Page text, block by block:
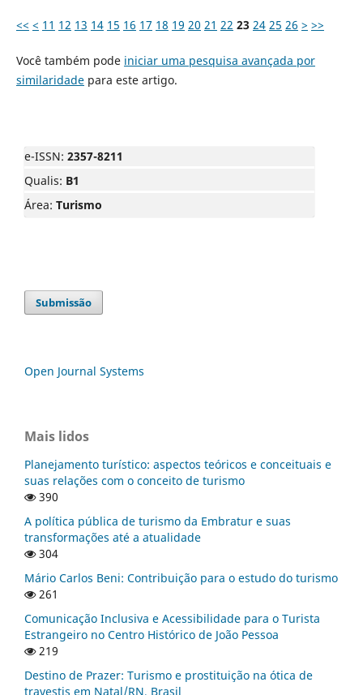
<< < 11 12 13 14 15 16 17 18 19 20 21 22 23 24 25 26 > >>
Você também pode iniciar uma pesquisa avançada por
similaridadepara este artigo.
e-ISSN: 2357-8211
Qualis: B1
Área: Turismo
Submissão
Open Journal Systems
Mais lidos
Planejamento turístico: aspectos teóricos e conceituais e
suas relações com o conceito de turismo
390
A política pública de turismo da Embratur e suas
transformações até a atualidade
304
Mário Carlos Beni: Contribuição para o estudo do turismo
261
Comunicação Inclusiva e Acessibilidade para o Turista
Estrangeiro no Centro Histórico de João Pessoa
219
Destino de Prazer: Turismo e prostituição na ótica de
travestis em Natal/RN, Brasil